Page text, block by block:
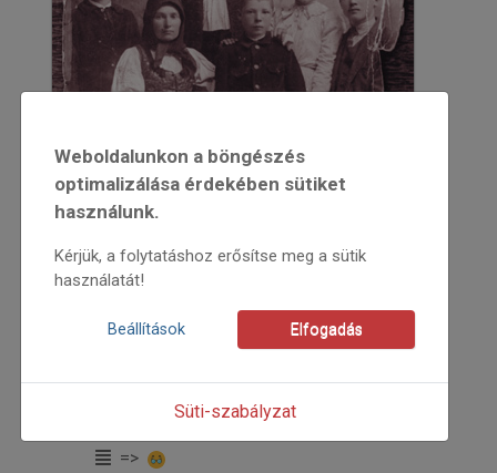
2004/5
Jel-Társ
=>
Weboldalunkon a böngészés
optimalizálása érdekében sütiket
használunk.
Kérjük, a folytatáshoz erősítse meg a sütik
használatát!
Beállítások Elfogadás
Süti-szabályzat